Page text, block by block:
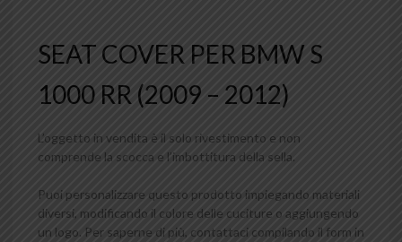
SEAT COVER PER BMW S
1000 RR (2009 – 2012)
L’oggetto in vendita è il solo rivestimento e non
comprende la scocca e l’imbottitura della sella.
Puoi personalizzare questo prodotto impiegando materiali
diversi, modificando il colore delle cuciture o aggiungendo
un logo. Per saperne di più, contattaci compilando il form in